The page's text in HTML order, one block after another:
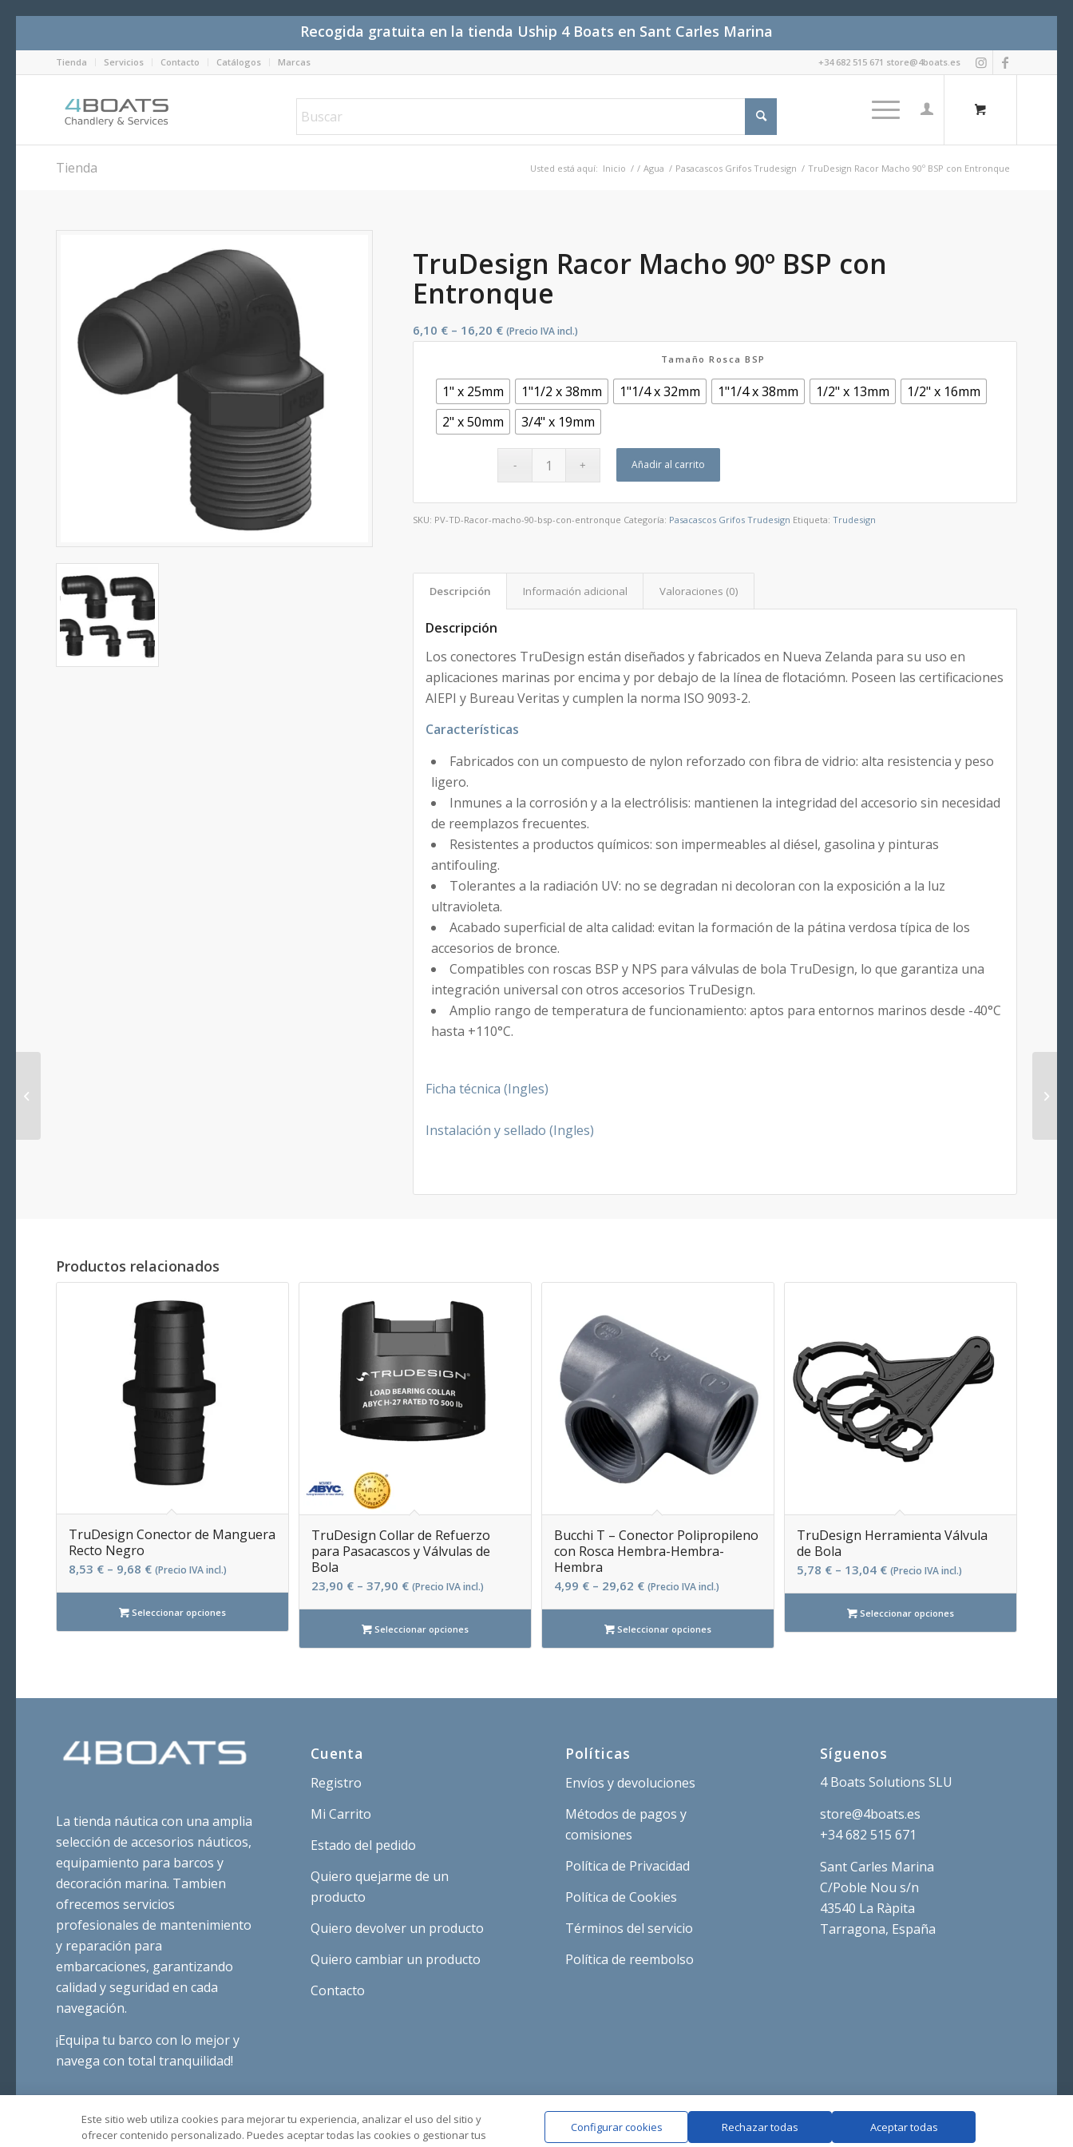
Recogida gratuita en la tienda Uship 4 Boats en Sant Carles Marina
Tienda Servicios Contacto Catálogos Marcas +34 682 515 671 store@4boats.es
Tienda Usted está aquí: Inicio / / Agua / Pasacascos Grifos Trudesign / TruDesign Racor Macho 90º BSP con Entronque
TruDesign Racor Macho 90º BSP con
Entronque
6,10 € – 16,20 € (Precio IVA incl.)
Tamaño Rosca BSP
1" x 25mm 1"1/2 x 38mm 1"1/4 x 32mm 1"1/4 x 38mm 1/2" x 13mm
1/2" x 16mm
2" x 50mm
3/4" x 19mm
Añadir al carrito
SKU: PV-TD-Racor-macho-90-bsp-con-entronque Categoría: Pasacascos Grifos Trudesign Etiqueta:Trudesign
Descripción Información adicional Valoraciones (0)
Descripción
Los conectores TruDesign están diseñados y fabricados en Nueva Zelanda para su uso en
aplicaciones marinas por encima y por debajo de la línea de flotaciómn. Poseen las certificaciones
AIEPI y Bureau Veritas y cumplen la norma ISO 9093-2.
Características
Fabricados con un compuesto de nylon reforzado con fibra de vidrio: alta resistencia y peso
ligero.
Inmunes a la corrosión y a la electrólisis: mantienen la integridad del accesorio sin necesidad
de reemplazos frecuentes.
Resistentes a productos químicos: son impermeables al diésel, gasolina y pinturas
antifouling.
Tolerantes a la radiación UV: no se degradan ni decoloran con la exposición a la luz
ultravioleta.
Acabado superficial de alta calidad: evitan la formación de la pátina verdosa típica de los
accesorios de bronce.
Compatibles con roscas BSP y NPS para válvulas de bola TruDesign, lo que garantiza una
integración universal con otros accesorios TruDesign.
Amplio rango de temperatura de funcionamiento: aptos para entornos marinos desde -40°C
hasta +110°C.
Ficha técnica (Ingles)
Instalación y sellado (Ingles)
Productos relacionados
TruDesign Conector de Manguera
Recto Negro
8,53 € – 9,68 € (Precio IVA incl.)
Seleccionar opciones
TruDesign Collar de Refuerzo
para Pasacascos y Válvulas de
Bola
23,90 € – 37,90 € (Precio IVA incl.)
Seleccionar opciones
Bucchi T – Conector Polipropileno
con Rosca Hembra-Hembra-
Hembra
4,99 € – 29,62 € (Precio IVA incl.)
Seleccionar opciones
TruDesign Herramienta Válvula
de Bola
5,78 € – 13,04 € (Precio IVA incl.)
Seleccionar opciones
La tienda náutica con una amplia
selección de accesorios náuticos,
equipamiento para barcos y
decoración marina. Tambien
ofrecemos servicios
profesionales de mantenimiento
y reparación para
embarcaciones, garantizando
calidad y seguridad en cada
navegación.
¡Equipa tu barco con lo mejor y
navega con total tranquilidad!
Cuenta
Registro
Mi Carrito
Estado del pedido
Quiero quejarme de un
producto
Quiero devolver un producto
Quiero cambiar un producto
Contacto
Políticas
Envíos y devoluciones
Métodos de pagos y
comisiones
Política de Privacidad
Política de Cookies
Términos del servicio
Política de reembolso
Síguenos
4 Boats Solutions SLU
store@4boats.es
+34 682 515 671
Sant Carles Marina
C/Poble Nou s/n
43540 La Ràpita
Tarragona, España
Este sitio web utiliza cookies para mejorar tu experiencia, analizar el uso del sitio y
ofrecer contenido personalizado. Puedes aceptar todas las cookies o gestionar tus
Configurar cookies Rechazar todas Aceptar todas